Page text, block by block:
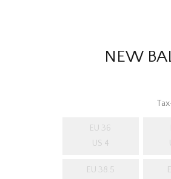
NEW
EU 36
US 4
EU 38.5